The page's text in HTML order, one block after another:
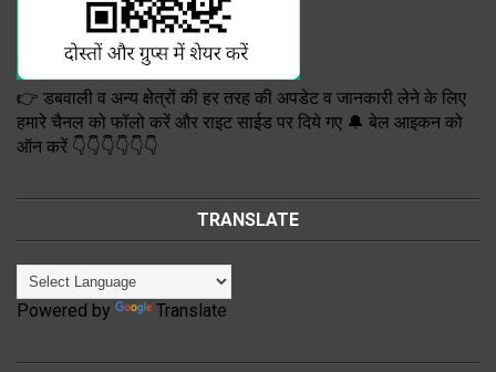
👉 डबवाली व अन्य क्षेत्रों की हर तरह की अपडेट व जानकारी लेने के लिए
हमारे चैनल को फॉलो करें और राइट साईड पर दिये गए 🔔 बेल आइकन को
ऑन करें 👇👇👇👇👇👇
TRANSLATE
Powered by Translate